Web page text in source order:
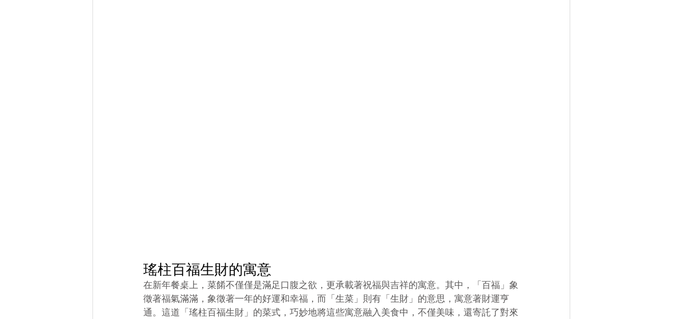
瑤柱百福生財的寓意
在新年餐桌上，菜餚不僅僅是滿足口腹之欲，更承載著祝福與吉祥的寓意。其中，「百福」象
徵著福氣滿滿，象徵著一年的好運和幸福，而「生菜」則有「生財」的意思，寓意著財運亨
通。這道「瑤柱百福生財」的菜式，巧妙地將這些寓意融入美食中，不僅美味，還寄託了對來